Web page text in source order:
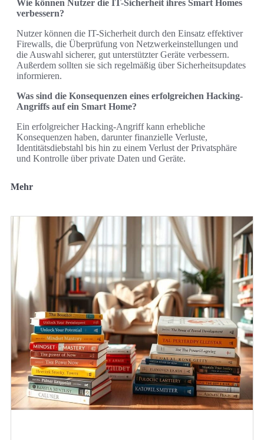
Wie können Nutzer die IT-Sicherheit ihres Smart Homes
verbessern?
Nutzer können die IT-Sicherheit durch den Einsatz effektiver
Firewalls, die Überprüfung von Netzwerkeinstellungen und
die Auswahl sicherer, gut unterstützter Geräte verbessern.
Außerdem sollten sie sich regelmäßig über Sicherheitsupdates
informieren.
Was sind die Konsequenzen eines erfolgreichen Hacking-
Angriffs auf ein Smart Home?
Ein erfolgreicher Hacking-Angriff kann erhebliche
Konsequenzen haben, darunter finanzielle Verluste,
Identitätsdiebstahl bis hin zu einem Verlust der Privatsphäre
und Kontrolle über private Daten und Geräte.
Mehr